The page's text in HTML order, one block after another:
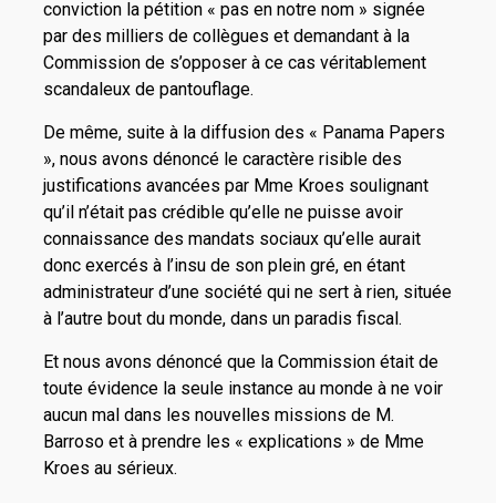
conviction la pétition « pas en notre nom » signée
par des milliers de collègues et demandant à la
Commission de s’opposer à ce cas véritablement
scandaleux de pantouflage.
De même, suite à la diffusion des « Panama Papers
», nous avons dénoncé le caractère risible des
justifications avancées par Mme Kroes soulignant
qu’il n’était pas crédible qu’elle ne puisse avoir
connaissance des mandats sociaux qu’elle aurait
donc exercés à l’insu de son plein gré, en étant
administrateur d’une société qui ne sert à rien, située
à l’autre bout du monde, dans un paradis fiscal.
Et nous avons dénoncé que la Commission était de
toute évidence la seule instance au monde à ne voir
aucun mal dans les nouvelles missions de M.
Barroso et à prendre les « explications » de Mme
Kroes au sérieux.